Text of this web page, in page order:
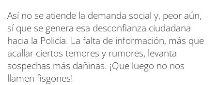
Así no se atiende la demanda social y, peor aún,
sí que se genera esa desconfianza ciudadana
hacia la Policía. La falta de información, más que
acallar ciertos temores y rumores, levanta
sospechas más dañinas. ¡Que luego no nos
llamen fisgones!